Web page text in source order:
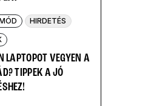
HIRDETÉS
LAPTOPOT VEGYEN A
TIPPEK A JÓ